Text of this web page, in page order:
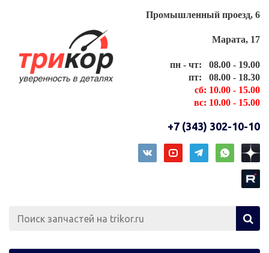
Промышленный проезд, 6
Марата, 17
пн - чт: 08.00 - 19.00
пт: 08.00 - 18.30
сб: 10.00 - 15.00
вс: 10.00 - 15.00
+7 (343) 302-10-10